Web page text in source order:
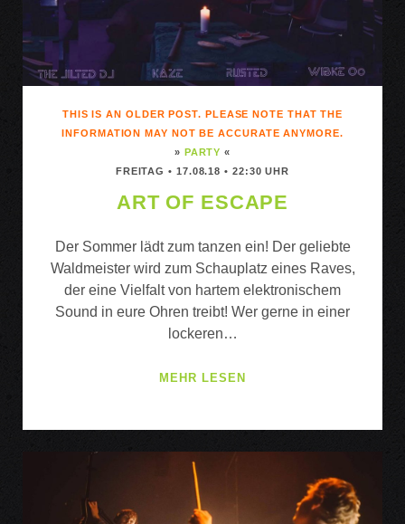
THIS IS AN OLDER POST. PLEASE NOTE THAT THE
INFORMATION MAY NOT BE ACCURATE ANYMORE.
» PARTY «
FREITAG • 17.08.18 • 22:30 UHR
ART OF ESCAPE
Der Sommer lädt zum tanzen ein! Der geliebte
Waldmeister wird zum Schauplatz eines Raves,
der eine Vielfalt von hartem elektronischem
Sound in eure Ohren treibt! Wer gerne in einer
lockeren…
MEHR LESEN